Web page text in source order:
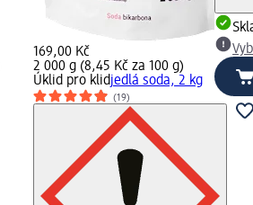
169,00 Kč
2 000 g (8,45 Kč za 100 g)
Úklid pro klidjedlá soda, 2 kg
(19)